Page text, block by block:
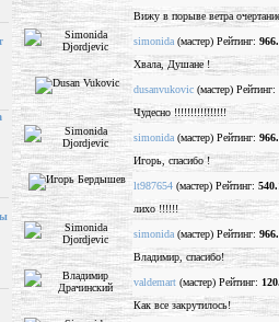
Вижу в порыве ветра
simonida (мастер) Рейтинг:
Хвала, Душане !
dusanvukovic (мастер) Рейтинг:
Чудесно !!!!!!!!!!!!!!!!
simonida (мастер) Рейтинг:
Игорь, спасибо !
lt987654 (мастер) Рейтинг:
лихо !!!!!!
simonida (мастер) Рейтинг:
Владимир, спасибо!
valdemart (мастер) Рейтинг:
Как все закрутилось!